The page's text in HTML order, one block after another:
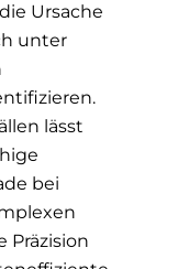
Ursache
unter
lässt
bei
Präzision